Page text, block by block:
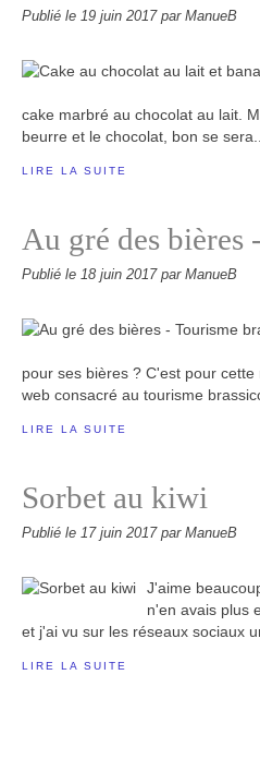
Publié le 19 juin 2017 par ManueB
cake marbré au chocolat au lait.
beurre et le chocolat, bon se sera...
LIRE LA SUITE
Au gré des bières
Publié le 18 juin 2017 par ManueB
pour ses bières ? C'est pour
web consacré au tourisme
LIRE LA SUITE
Sorbet au kiwi
Publié le 17 juin 2017 par ManueB
J'aime
n'en avais plus
et j'ai vu sur les réseaux sociaux
LIRE LA SUITE